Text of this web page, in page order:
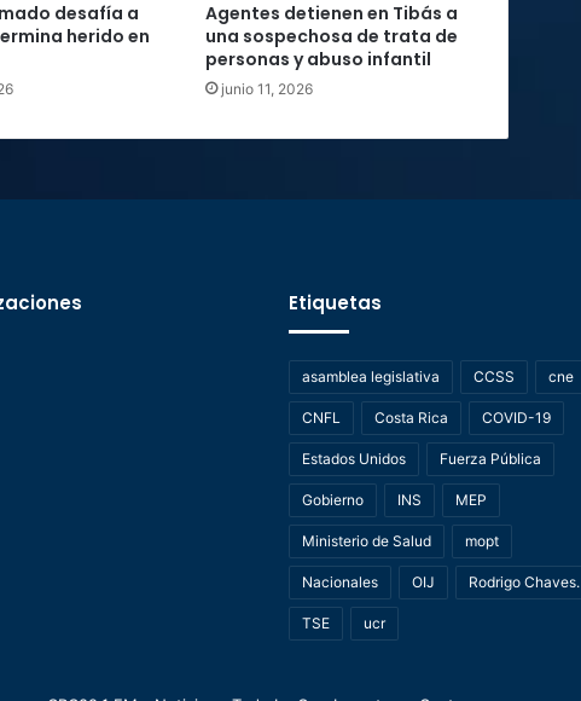
desafía a
herido en
Agentes detienen en Tibás a
una sospechosa de trata de
personas y abuso infantil
junio 11, 2026
Etiquetas
asamblea legislativa CCSS cne
CNFL Costa Rica COVID-19
Estados Unidos Fuerza Pública
Gobierno INS MEP
Ministerio de Salud mopt
Nacionales OIJ Rodrigo Chaves.
TSE ucr